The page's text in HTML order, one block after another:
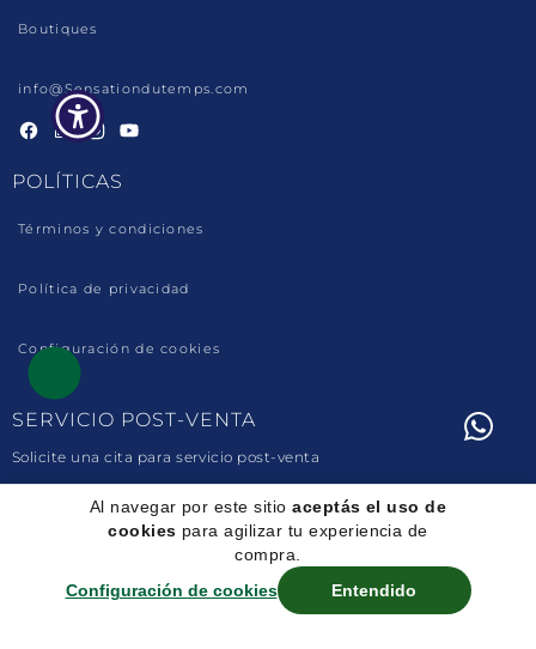
Boutiques
info@Sensationdutemps.com
FacebookLinkedinInstagramYouTube
POLÍTICAS
Términos y condiciones
Política de privacidad
Configuración de cookies
SERVICIO POST-VENTA
Solicite una cita para servicio post-venta
MEDIOS DE PAGO
Al navegar por este sitioaceptás el uso de
cookies para agilizar tu experiencia de
compra.
Configuración de cookies
Entendido